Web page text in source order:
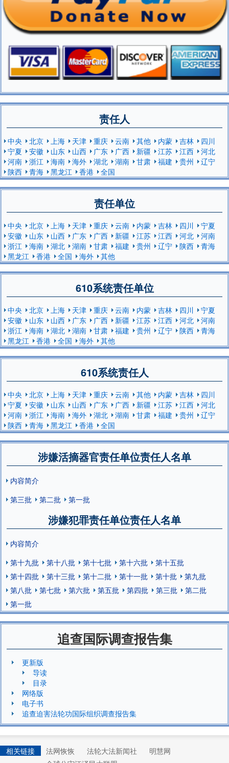
责任人
中央 北京 上海 天津 重庆 云南 其他 内蒙 吉林
四川
宁夏
安徽 山东 山西 广东 广西 新疆 江苏 江西
河北
河南
浙江 海南 海外 湖北 湖南 甘肃 福建 贵州
辽宁
陕西
青海 黑龙江 香港 全国
责任单位
中央 北京 上海 天津 重庆 云南 内蒙 吉林 四川
宁夏
安徽
山东 山西 广东 广西 新疆 江苏 江西 河北
河南
浙江
海南 湖北 湖南 甘肃 福建 贵州 辽宁 陕西
青海
黑龙江
香港 全国 海外 其他
610系统责任单位
中央 北京 上海 天津 重庆 云南 内蒙 吉林 四川
宁夏
安徽
山东 山西 广东 广西 新疆 江苏 江西 河北
河南
浙江
海南 湖北 湖南 甘肃 福建 贵州 辽宁 陕西
青海
黑龙江
香港 全国 海外 其他
610系统责任人
中央 北京 上海 天津 重庆 云南 其他 内蒙 吉林
四川
宁夏
安徽 山东 山西 广东 广西 新疆 江苏 江西
河北
河南
浙江 海南 海外 湖北 湖南 甘肃 福建 贵州
辽宁
陕西
青海 黑龙江 香港 全国
涉嫌活摘器官责任单位责任人名单
内容简介
第三批
第二批 第一批
涉嫌犯罪责任单位责任人名单
内容简介
第十九批
第十八批 第十七批 第十六批
第十五批
第十四批
第十三批 第十二批 第十一批 第十批
第九批
第八批
第七批 第六批 第五批 第四批 第三批
第二批
第一批
追查国际调查报告集
更新版
导读
目录
网络版
电子书
追查迫害法轮功国际组织调查报告集
相关链接 法网恢恢 法轮大法新闻社
明慧网